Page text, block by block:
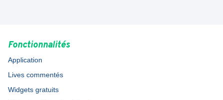
Fonctionnalités
Application
Lives commentés
Widgets gratuits